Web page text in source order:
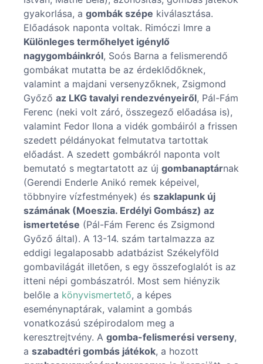
gyakorlása, a gombák szépe kiválasztása.
Előadások naponta voltak. Rimóczi Imre a
Különleges termőhelyet igénylő
nagygombáinkról, Soós Barna a felismerendő
gombákat mutatta be az érdeklődőknek,
valamint a majdani versenyzőknek, Zsigmond
Győző az LKG tavalyi rendezvényeiről, Pál-Fám
Ferenc (neki volt záró, összegező előadása is),
valamint Fedor Ilona a vidék gombáiról a frissen
szedett példányokat felmutatva tartottak
előadást. A szedett gombákról naponta volt
bemutató s megtartatott az új gombanaptárnak
(Gerendi Enderle Anikó remek képeivel,
többnyire vízfestmények) és szaklapunk új
számának (Moeszia. Erdélyi Gombász) az
ismertetése (Pál-Fám Ferenc és Zsigmond
Győző által). A 13-14. szám tartalmazza az
eddigi legalaposabb adatbázist Székelyföld
gombavilágát illetően, s egy összefoglalót is az
itteni népi gombászatról. Most sem hiényzik
belőle a könyvismertető, a képes
eseménynaptárak, valamint a gombás
vonatkozású szépirodalom meg a
keresztrejtvény. A gomba-felismerési verseny,
a szabadtéri gombás játékok, a hozott